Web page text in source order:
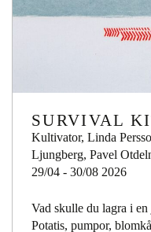
SURVIVAL
Kultivator, Linda
Ljungberg, Pavel
29/04 - 30/08 2026
Vad skulle du lagra i
Potatis, pumpor,